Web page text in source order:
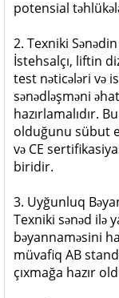
potensial
2. Texniki
İstehsalçı, liftin
test nəticələri və
sənədləşməni
hazırlamalıdır.
olduğunu sübut
və CE
biridir.
3. Uyğunluq
Texniki sənəd ilə
bəyannaməsini
müvafiq AB
çıxmağa hazır